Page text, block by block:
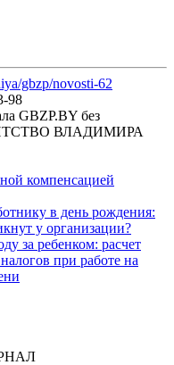
gbzp/novosti-62
98
GBZP.BY без
ВЛАДИМИРА
компенсацией
в день рождения:
у организации?
за ребенком: расчет
при работе на